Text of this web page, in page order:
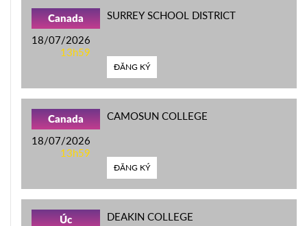
Canada
18/07/2026
13h59
SURREY SCHOOL DISTRICT
ĐĂNG KÝ
Canada
18/07/2026
13h59
CAMOSUN COLLEGE
ĐĂNG KÝ
Úc DEAKIN COLLEGE